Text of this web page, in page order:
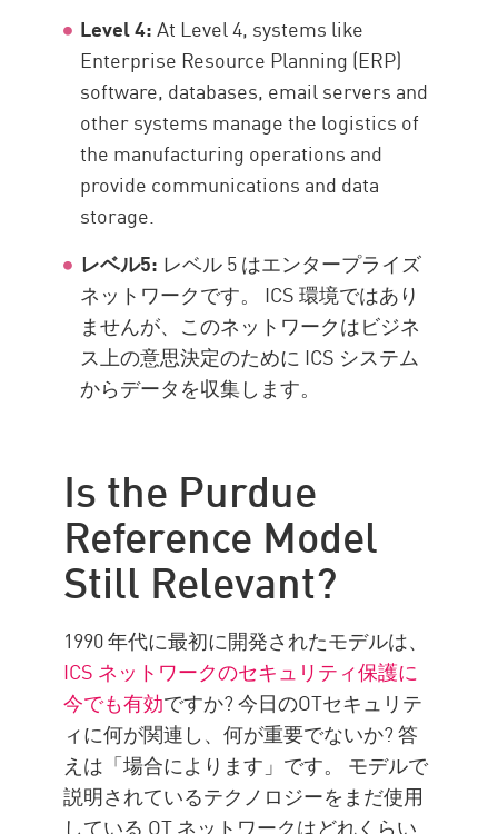
Level 4:At Level 4, systems like
Enterprise Resource Planning (ERP)
software, databases, email servers and
other systems manage the logistics of
the manufacturing operations and
provide communications and data
storage.
レベル5: レベル 5 はエンタープライズ
ネットワークです。 ICS 環境ではあり
ませんが、このネットワークはビジネ
ス上の意思決定のために ICS システム
からデータを収集します。
Is the Purdue
Reference Model
Still Relevant?
1990 年代に最初に開発されたモデルは、
ICS ネットワークのセキュリティ保護に
今でも有効ですか? 今日のOTセキュリテ
ィに何が関連し、何が重要でないか? 答
えは「場合によります」です。 モデルで
説明されているテクノロジーをまだ使用
している OT ネットワークはどれくらい